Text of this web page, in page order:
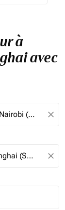
à
avec
close
close